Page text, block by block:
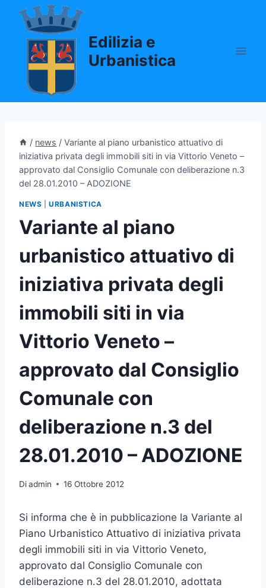
Salta
contenuto
Edilizia e
Urbanistica
/ news / Variante al piano urbanistico attuativo di
iniziativa privata degli immobili siti in via Vittorio Veneto –
approvato dal Consiglio Comunale con deliberazione n.3
del 28.01.2010 – ADOZIONE
NEWS |URBANISTICA
Variante al piano
urbanistico attuativo di
iniziativa privata degli
immobili siti in via
Vittorio Veneto –
approvato dal Consiglio
Comunale con
deliberazione n.3 del
28.01.2010 – ADOZIONE
Diadmin 16 Ottobre 2012
Si informa che è in pubblicazione la Variante al
Piano Urbanistico Attuativo di iniziativa privata
degli immobili siti in via Vittorio Veneto,
approvato dal Consiglio Comunale con
deliberazione n.3 del 28.01.2010, adottata